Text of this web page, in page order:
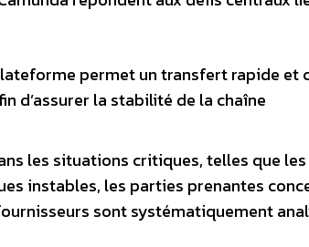
permet un transfert rapide et
d’assurer la stabilité de la chaîne
les situations critiques, telles que les
instables, les parties prenantes
sont systématiquement